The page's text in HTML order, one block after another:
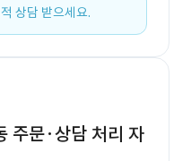
상담 받으세요.
주문·상담 처리 자